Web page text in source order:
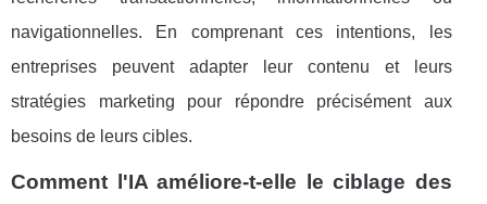
navigationnelles. En comprenant ces intentions, les
entreprises peuvent adapter leur contenu et leurs
stratégies marketing pour répondre précisément aux
besoins de leurs cibles.
Comment l'IA améliore-t-elle le ciblage des